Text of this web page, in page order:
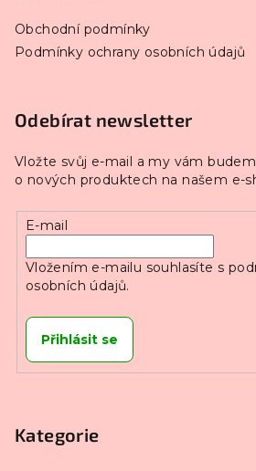
Obchodní podmínky
Podmínky ochrany osobních údajů
Odebírat newsletter
Vložte svůj e-mail a my vám
o nových produktech na našem e-
E-mail
Vložením e-mailu souhlasíte s
osobních údajů.
Přihlásit se
Kategorie